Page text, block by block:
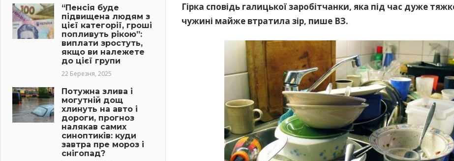
Гірка сповідь галицької заробітчанки, яка під час дуже
чужині майже втратила зір, пише ВЗ.
“Пенсія буде
підвищена людям з
цієї категорії, гроші
попливуть рікою”:
виплати зростуть,
якщо ви належете
до цієї групи
22 Березня, 2025
Потужна злива і
могутній дощ
хлинуть на авто і
дороги, прогноз
налякав самих
синоптиків: куди
завтра пре мороз і
снігопад?